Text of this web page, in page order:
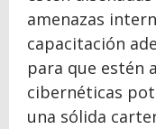
amenazas
capacitación
para que estén
cibernéticas
una sólida